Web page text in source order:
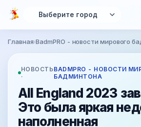
Перейти к основному содержанию
Вы здесь
Главная›BadmPRO - новости мирового
НОВОСТЬ
·
BADMPRO - НОВОСТИ
БАДМИНТОНА
All England 2023
Это была яркая
наполненная